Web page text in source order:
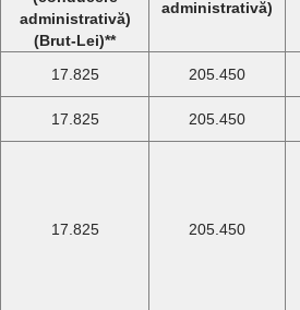
administrativă)
(Brut-Lei)**
administrativă)
17.825
205.450
17.825 205.450
17.825 205.450